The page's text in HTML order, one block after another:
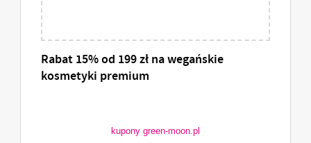
Rabat 15% od 199 zł na wegańskie
kosmetyki premium
kupony green-moon.pl